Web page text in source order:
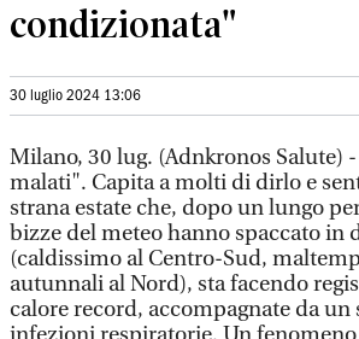
condizionata"
30 luglio 2024 13:06
Milano, 30 lug. (Adnkronos Salute)
malati". Capita a molti di dirlo e
strana estate che, dopo un lungo
bizze del meteo hanno spaccato in
(caldissimo al Centro-Sud,
autunnali al Nord), sta facendo
calore record, accompagnate da